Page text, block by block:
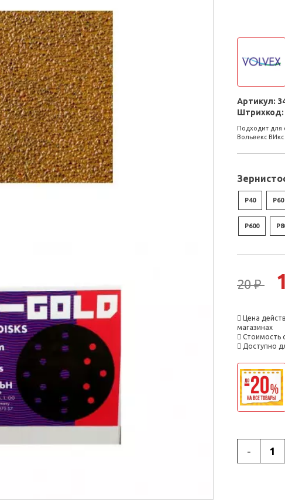
Артикул:
Штрихкод:
Подходит для
Вольвекс
P40 P60
P600
20 ₽
Цена
магазинах
Стоимость
Доступно
-